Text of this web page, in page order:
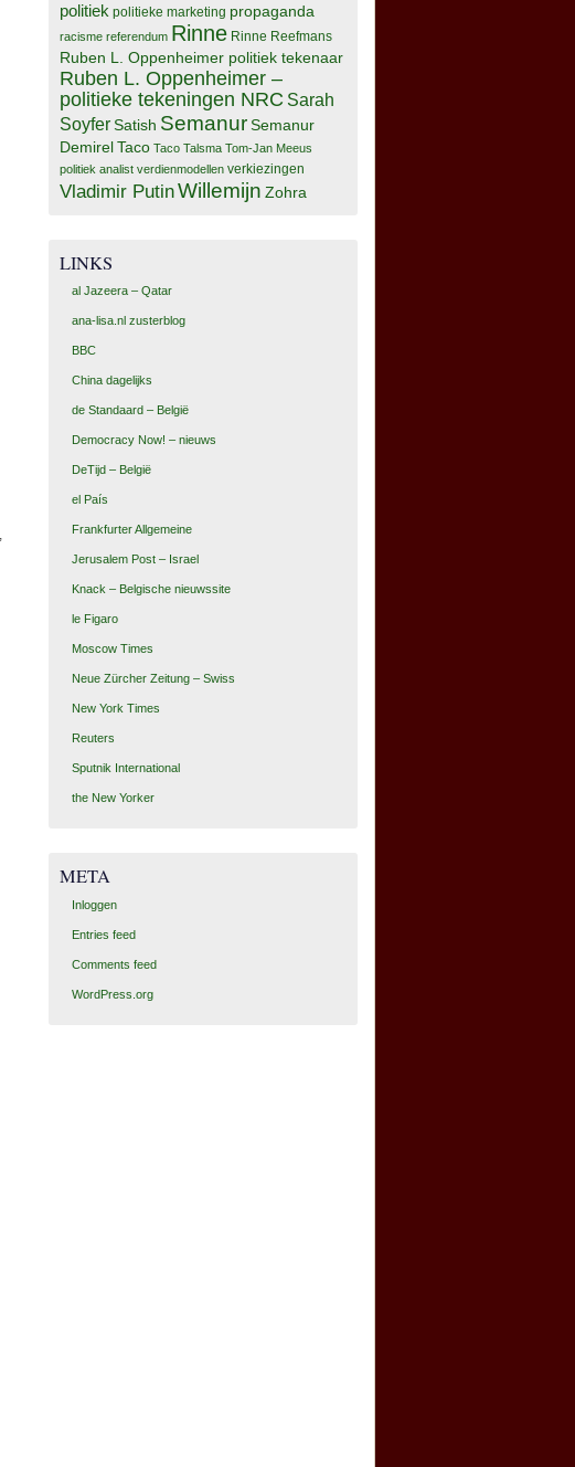
politiek politieke marketing propaganda
racisme referendum Rinne Rinne Reefmans
Ruben L. Oppenheimer politiek tekenaar
Ruben L. Oppenheimer –
politieke tekeningen NRC Sarah
Soyfer Satish SemanurSemanur
DemirelTaco Taco Talsma Tom-Jan Meeus
politiek analist verdienmodellen verkiezingen
Vladimir PutinWillemijn Zohra
LINKS
al Jazeera – Qatar
ana-lisa.nl zusterblog
BBC
China dagelijks
de Standaard – België
Democracy Now! – nieuws
DeTijd – België
el País
Frankfurter Allgemeine
Jerusalem Post – Israel
Knack – Belgische nieuwssite
le Figaro
Moscow Times
Neue Zürcher Zeitung – Swiss
New York Times
Reuters
Sputnik International
the New Yorker
META
Inloggen
Entries feed
Comments feed
WordPress.org